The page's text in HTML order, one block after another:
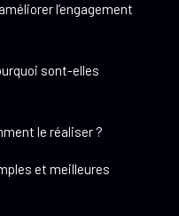
l’engagement
sont-elles
le réaliser ?
et meilleures